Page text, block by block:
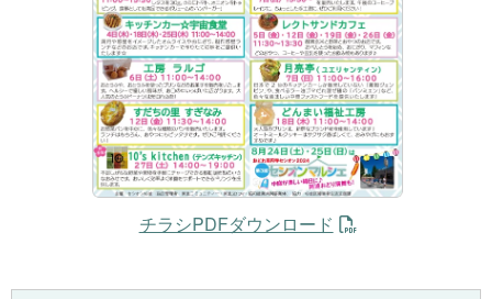
チラシPDFダウンロード